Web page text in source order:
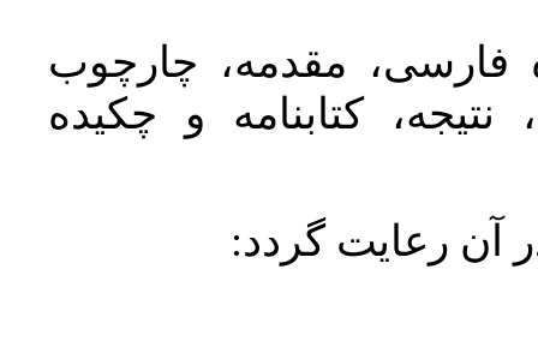
فارسی، مقدمه، چارچوب
کتابنامه و چکیده
آن رعايت گردد: